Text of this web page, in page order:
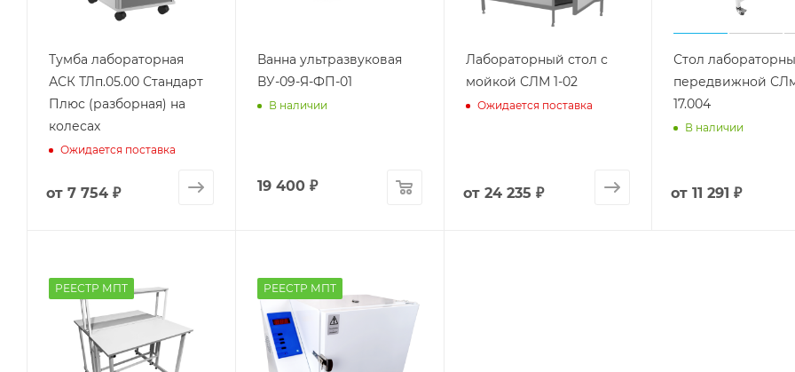
Тумба лабораторная
АСК ТЛп.05.00 Стандарт
Плюс (разборная) на
колесах
Ожидается поставка
от 7 754 ₽
Ванна ультразвуковая
ВУ-09-Я-ФП-01
В наличии
19 400₽
Лабораторный стол с
мойкой СЛМ 1-02
Ожидается поставка
от 24 235 ₽
Стол
передвижной
17.004
В наличии
от11 291 ₽
РЕЕСТР МПТ РЕЕСТР МПТ